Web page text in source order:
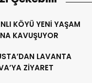
KÖYÜ YENİ YAŞAM
KAVUŞUYOR
LAVANTA
ZİYARET